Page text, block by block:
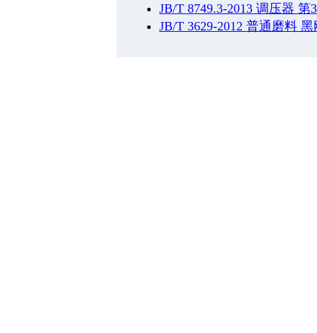
JB/T 8749.3-2013 调压器
JB/T 3629-2012 普通磨料